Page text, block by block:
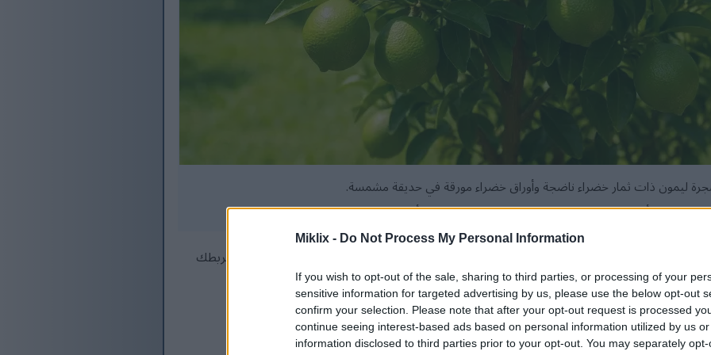
Miklix - Do Not Process My Personal Information
If you wish to opt-out of the sale, sharing to third parties, or processing of your
sensitive information for targeted advertising by us, please use the below opt-out
confirm your selection. Please note that after your opt-out request is processed
continue seeing interest-based ads based on personal information utilized by us
information disclosed to third parties prior to your opt-out. You may separately
ليمون ذات ثمار خضراء ناضجة وأوراق خضراء مورقة في حديقة مشمسة.
انقر أو اضغط على الصورة لمزيد من المعلومات ودقة أعلى.
المنزلية أو تبحث عن الزينة المثالية لمشروبات الصيف، فإن زراعة الليمون الأخضر في المنزل تربطك
الدليل إلى كل ما تحتاج معرفته لزراعة أشجار ليمون أخضر مثمرة في حديقتك بنجاح.